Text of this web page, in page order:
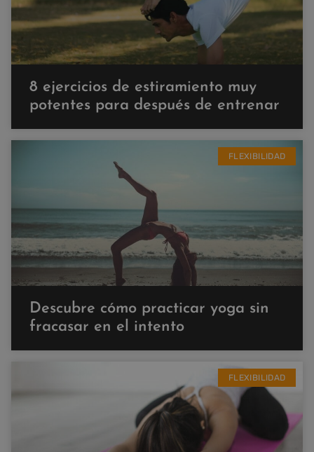
8 ejercicios de estiramiento muy
potentes para después de entrenar
FLEXIBILIDAD
Descubre cómo practicar yoga sin
fracasar en el intento
FLEXIBILIDAD